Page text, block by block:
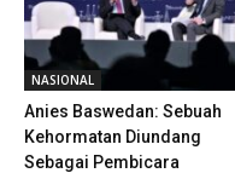
NASIONAL
Anies Baswedan: Sebuah
Kehormatan Diundang
Sebagai Pembicara